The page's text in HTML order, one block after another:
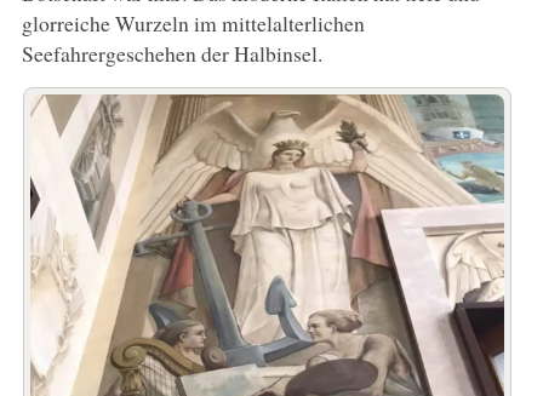
glorreiche Wurzeln im mittelalterlichen
Seefahrergeschehen der Halbinsel.